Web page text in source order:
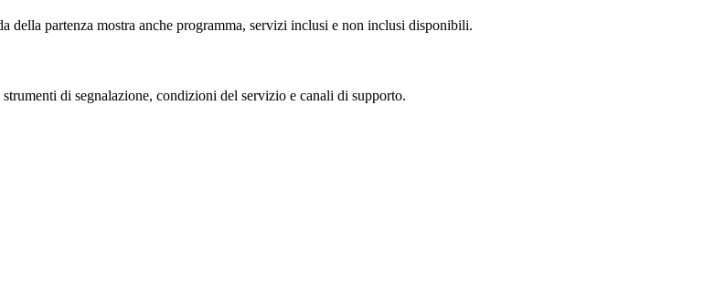
partenza mostra anche programma, servizi inclusi e non inclusi disponibili.
di segnalazione, condizioni del servizio e canali di supporto.